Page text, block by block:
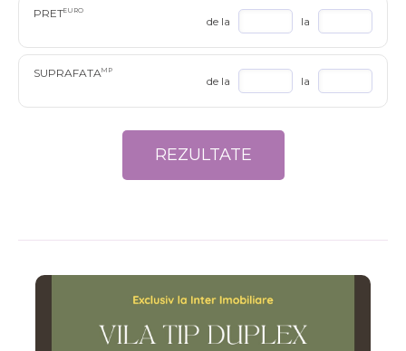
PRETEURO
de la la
SUPRAFATAMP
de la la